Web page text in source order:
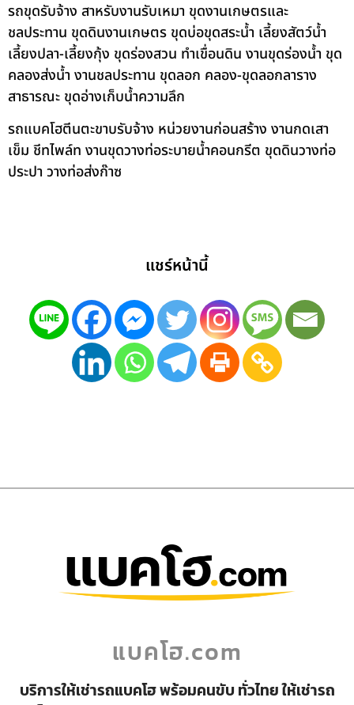
รถขุดรับจ้าง สาหรับงานรับเหมา ขุดงานเกษตรและ
ชลประทาน ขุดดินงานเกษตร ขุดบ่อขุดสระน้ำ เลี้ยงสัตว์น้ำ
เลี้ยงปลา-เลี้ยงกุ้ง ขุดร่องสวน ทำเขื่อนดิน งานขุดร่องน้ำ ขุด
คลองส่งน้ำ งานชลประทาน ขุดลอก คลอง-ขุดลอกลาราง
สาธารณะ ขุดอ่างเก็บน้ำความลึก
รถแบคโฮตีนตะขาบรับจ้าง หน่วยงานก่อนสร้าง งานกดเสา
เข็ม ชีทไพล์ท งานขุดวางท่อระบายน้ำคอนกรีต ขุดดินวางท่อ
ประปา วางท่อส่งก๊าซ
แชร์หน้านี้
แบคโฮ.com
บริการให้เช่ารถแบคโฮ พร้อมคนขับ ทั่วไทย ให้เช่ารถ